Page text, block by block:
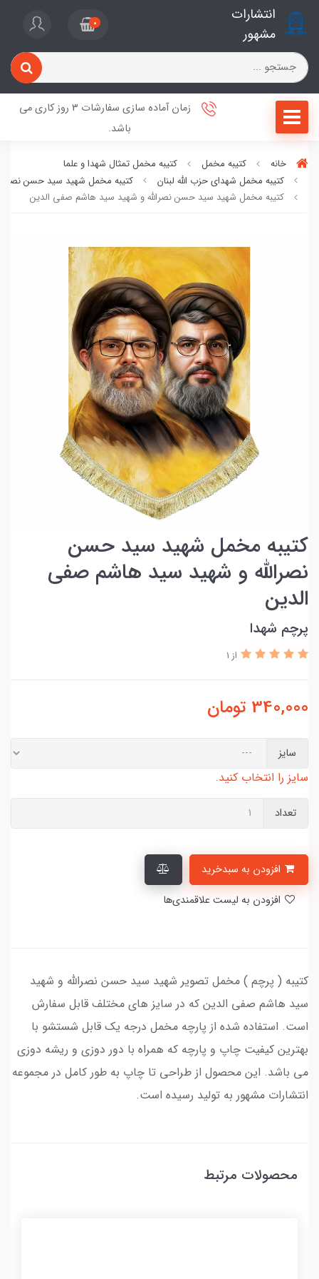
انتشارات
مشهور
0
زمان آماده سازی سفارشات 3 روز کاری می
باشد.
خانه کتیبه مخمل
کتیبه مخمل تمثال شهدا و علما
کتیبه مخمل شهدای حزب الله لبنان
کتیبه مخمل شهید سید حسن
کتیبه مخمل شهید سید حسن نصرالله و شهید سید هاشم صفی الدین
کتیبه مخمل شهید سید حسن
نصرالله و شهید سید هاشم صفی
الدین
پرچم شهدا
از 1
340,000 تومان
سایز
سایز را انتخاب کنید.
تعداد
کتیبه ( پرچم ) مخمل تصویر شهید سید حسن نصرالله و شهید
سید هاشم صفی الدین که در سایز های مختلف قابل سفارش
است. استفاده شده از پارچه مخمل درجه یک قابل شستشو با
بهترین کیفیت چاپ و پارچه که همراه با دور دوزی و ریشه دوزی
می باشد. این محصول از طراحی تا چاپ به طور کامل در مجموعه
انتشارات مشهور به تولید رسیده است.
محصولات مرتبط